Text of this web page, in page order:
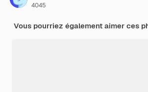
4045
Vous pourriez également aimer ces